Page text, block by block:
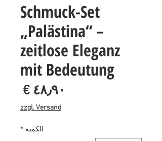
Schmuck-Set
„Palästina“ –
zeitlose Eleganz
mit Bedeutung
zzgl. Versand
الكمية *